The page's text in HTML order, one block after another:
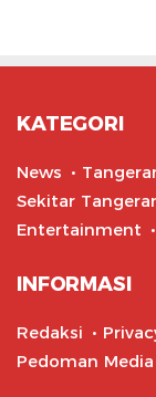
KATEGORI
News
Sekitar
Entertainment
INFORMASI
Redaksi
Pedoman